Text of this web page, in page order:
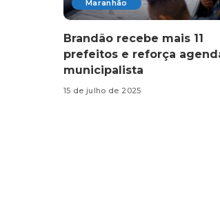
Maranhão
Brandão recebe mais 11
prefeitos e reforça
municipalista
15 de julho de 2025